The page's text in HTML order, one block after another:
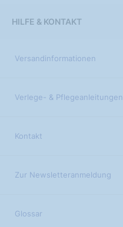
HILFE & KONTAKT
Versandinformationen
Verlege- & Pflegeanleitungen
Kontakt
Zur Newsletteranmeldung
Glossar